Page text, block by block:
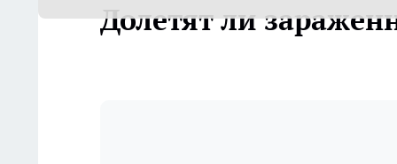
Долетят ли